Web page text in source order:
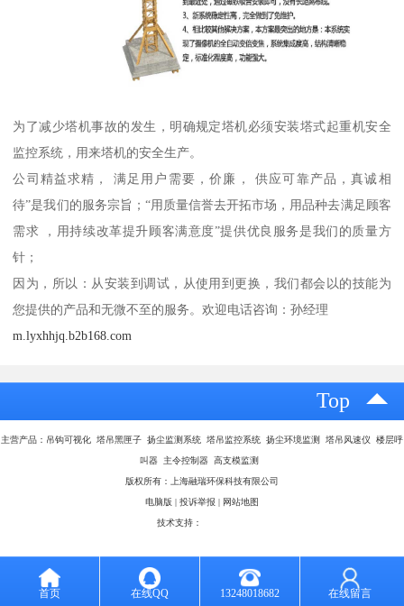
为了减少塔机事故的发生，明确规定塔机必须安装塔式起重机安全
监控系统，用来塔机的安全生产。
公司精益求精， 满足用户需要，价廉， 供应可靠产品，真诚相
待”是我们的服务宗旨；“用质量信誉去开拓市场，用品种去满足顾客
需求 ，用持续改革提升顾客满意度”提供优良服务是我们的质量方
针；
因为，所以：从安装到调试，从使用到更换，我们都会以的技能为
您提供的产品和无微不至的服务。欢迎电话咨询：孙经理
m.lyxhhjq.b2b168.com
Top
主营产品：吊钩可视化 塔吊黑匣子 扬尘监测系统 塔吊监控系统 扬尘环境监测 塔吊风速仪 楼层呼
叫器 主令控制器 高支模监测
版权所有：上海融瑞环保科技有限公司
电脑版 | 投诉举报 | 网站地图
技术支持：
首页 在线QQ 13248018682 在线留言